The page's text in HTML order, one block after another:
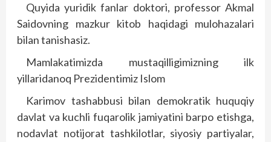
Quyida yuridik fanlar doktori, professor Akmal
Saidovning mazkur kitob haqidagi mulohazalari
bilan tanishasiz.
Mamlakatimizda mustaqilligimizning ilk
yillaridanoq Prezidentimiz Islom
Karimov tashabbusi bilan demokratik huquqiy
davlat va kuchli fuqarolik jamiyatini barpo etishga,
nodavlat notijorat tashkilotlar, siyosiy partiyalar,